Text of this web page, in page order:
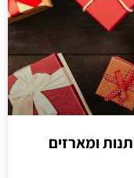
ומארזים